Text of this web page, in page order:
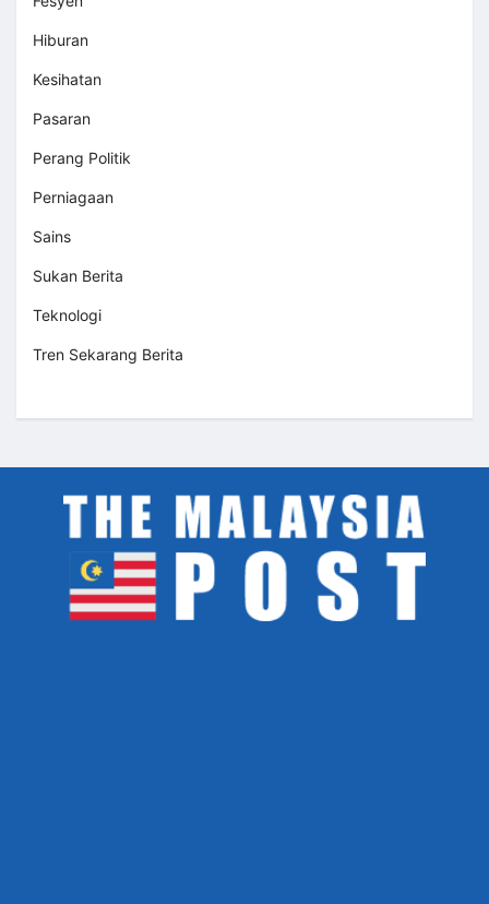
Hiburan
Kesihatan
Pasaran
Perang Politik
Perniagaan
Sains
Sukan Berita
Teknologi
Tren Sekarang Berita